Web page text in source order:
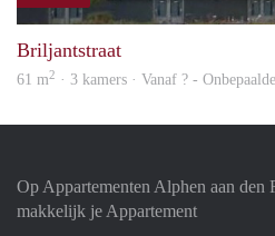
Briljantstraat
61 m2 · 3 kamers · Vanaf ? -
Op Appartementen Alphen aan
makkelijk je Appartement